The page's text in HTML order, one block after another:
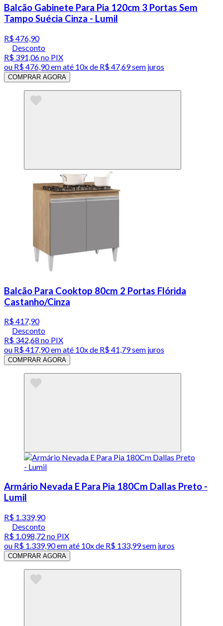
Balcão Gabinete Para Pia 120cm 3 Portas Sem
Tampo Suécia Cinza - Lumil
R$ 476,90
Desconto
R$ 391,06no PIX
ou R$ 476,90em até 10x de R$ 47,69 sem juros
COMPRAR AGORA
Balcão Para Cooktop 80cm 2 Portas Flórida
Castanho/Cinza
R$ 417,90
Desconto
R$ 342,68 no PIX
ou R$ 417,90em até 10x de R$ 41,79 sem juros
COMPRAR AGORA
Armário Nevada E Para Pia 180Cm Dallas Preto -
Lumil
R$ 1.339,90
Desconto
R$ 1.098,72 no PIX
ou R$ 1.339,90em até 10x de R$ 133,99 sem juros
COMPRAR AGORA